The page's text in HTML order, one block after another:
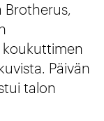
Brotherus,
koukuttimen
Päivän
talon